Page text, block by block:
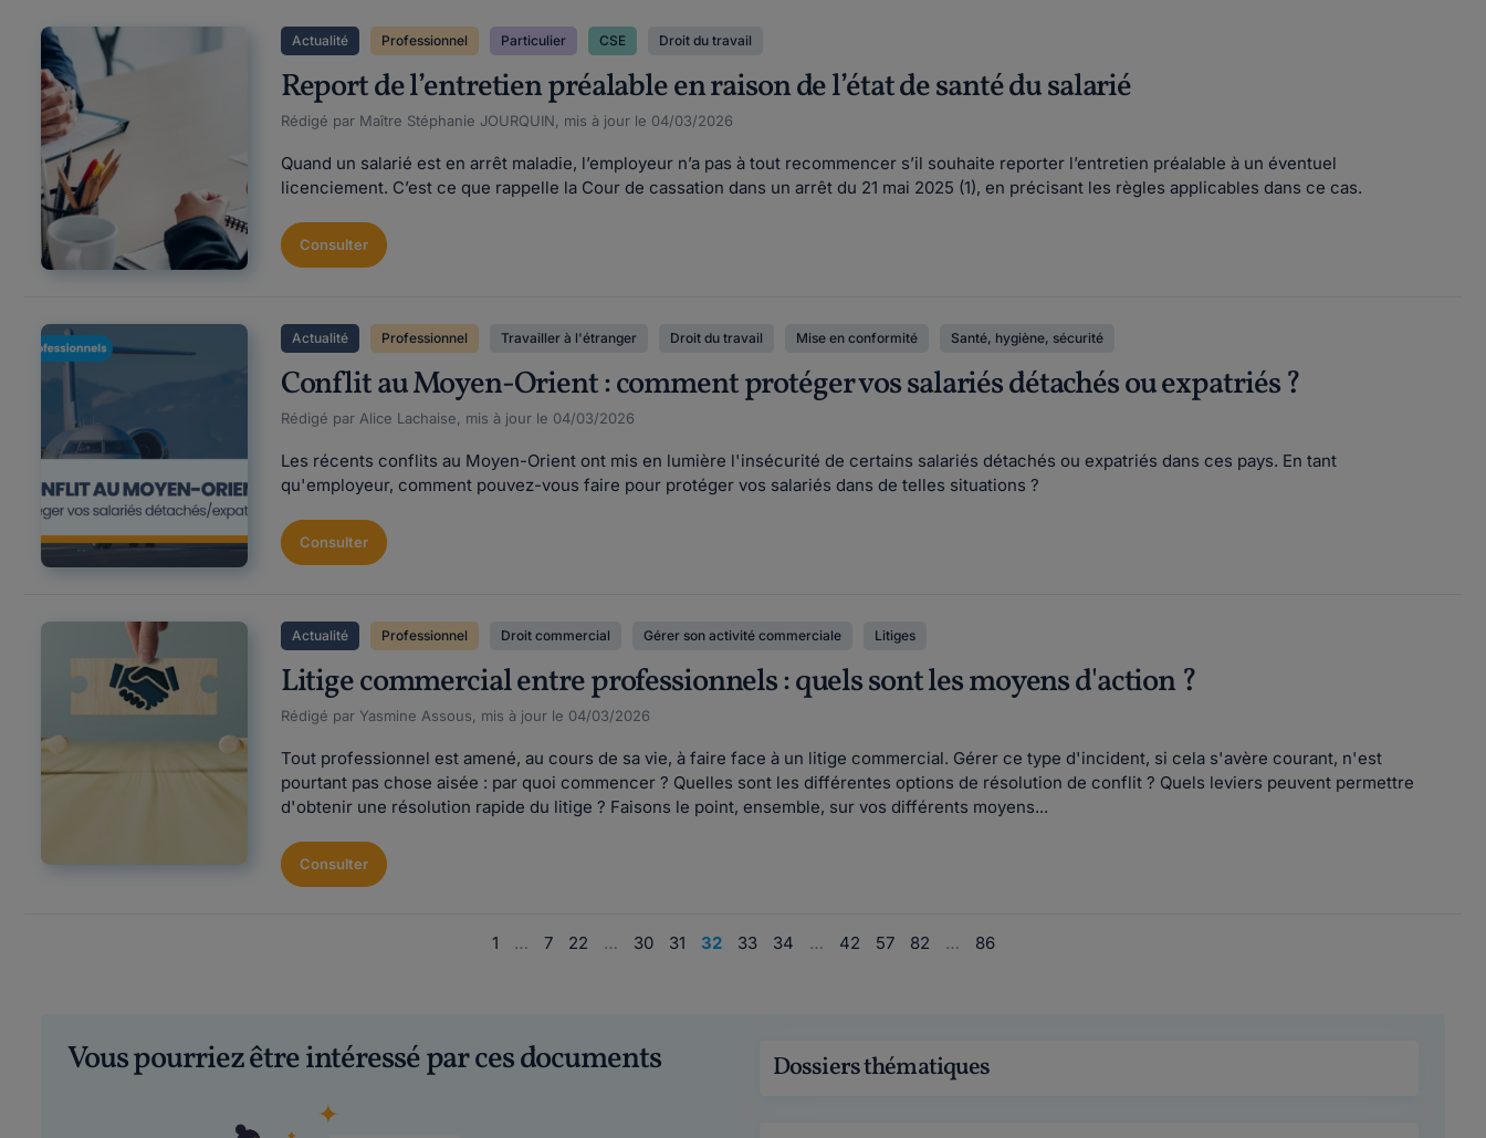
Actualité Professionnel Particulier CSE Droit du travail
Report de l’entretien préalable en raison de l’état de santé du salarié
Rédigé par Maître Stéphanie JOURQUIN, mis à jour le 04/03/2026
Quand un salarié est en arrêt maladie, l’employeur n’a pas à tout recommencer s’il souhaite reporter l’entretien préalable à un éventuel
licenciement. C’est ce que rappelle la Cour de cassation dans un arrêt du 21 mai 2025 (1), en précisant les règles applicables dans ce cas.
Consulter
Actualité Professionnel Travailler à l'étranger Droit du travail Mise en conformité Santé, hygiène, sécurité
Conflit au Moyen-Orient : comment protéger vos salariés détachés ou expatriés ?
Rédigé par Alice Lachaise, mis à jour le 04/03/2026
Les récents conflits au Moyen-Orient ont mis en lumière l'insécurité de certains salariés détachés ou expatriés dans ces pays. En tant
qu'employeur, comment pouvez-vous faire pour protéger vos salariés dans de telles situations ?
Consulter
Actualité Professionnel Droit commercial Gérer son activité commerciale Litiges
Litige commercial entre professionnels : quels sont les moyens d'action ?
Rédigé par Yasmine Assous, mis à jour le 04/03/2026
Tout professionnel est amené, au cours de sa vie, à faire face à un litige commercial. Gérer ce type d'incident, si cela s'avère courant, n'est
pourtant pas chose aisée : par quoi commencer ? Quelles sont les différentes options de résolution de conflit ? Quels leviers peuvent permettre
d'obtenir une résolution rapide du litige ? Faisons le point, ensemble, sur vos différents moyens...
Consulter
1 … 7 22 … 30 31 32 33 34 … 42 57 82 … 86
Vous pourriez être intéressé par ces documents Dossiers thématiques